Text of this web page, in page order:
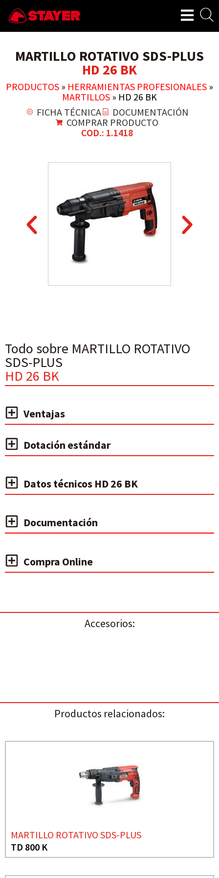
MARTILLO ROTATIVO SDS-PLUS
HD 26 BK
PRODUCTOS » HERRAMIENTAS PROFESIONALES »
MARTILLOS » HD 26 BK
FICHA TÉCNICA
DOCUMENTACIÓN
COMPRAR PRODUCTO
COD.: 1.1418
Todo sobre MARTILLO ROTATIVO
SDS-PLUS
HD 26 BK
Ventajas
Dotación estándar
Datos técnicos HD 26 BK
Documentación
Compra Online
Accesorios:
Productos relacionados:
MARTILLO ROTATIVO SDS-PLUS
TD 800 K